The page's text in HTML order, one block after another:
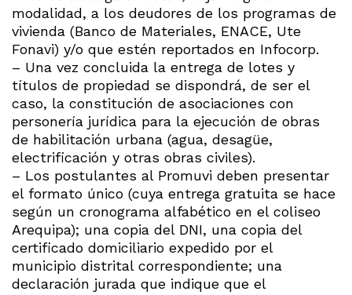
modalidad, a los deudores de los programas de
vivienda (Banco de Materiales, ENACE, Ute
Fonavi) y/o que estén reportados en Infocorp.
– Una vez concluida la entrega de lotes y
títulos de propiedad se dispondrá, de ser el
caso, la constitución de asociaciones con
personería jurídica para la ejecución de obras
de habilitación urbana (agua, desagüe,
electrificación y otras obras civiles).
– Los postulantes al Promuvi deben presentar
el formato único (cuya entrega gratuita se hace
según un cronograma alfabético en el coliseo
Arequipa); una copia del DNI, una copia del
certificado domiciliario expedido por el
municipio distrital correspondiente; una
declaración jurada que indique que el